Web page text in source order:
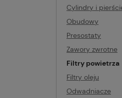
Cylindry i
Obudowy
Presostaty
Zawory zwrotne
Filtry powietrza
Filtry oleju
Odwadniacze